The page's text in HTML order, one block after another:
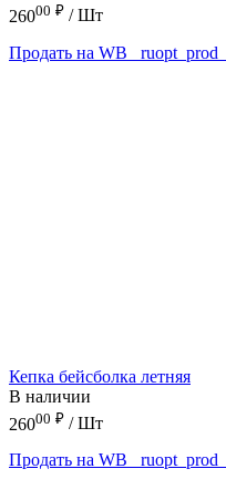
26000 ₽ / Шт
Продать на WB
Кепка бейсболка летняя
В наличии
26000 ₽ / Шт
Продать на WB